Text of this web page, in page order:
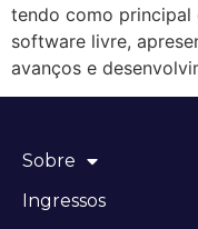
tendo como
software livre,
avanços e
Sobre
Ingressos